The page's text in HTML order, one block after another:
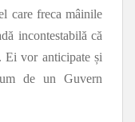
care freca mâinile
incontestabilă că
Ei vor anticipate și
de un Guvern